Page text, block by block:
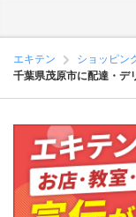
エキテン ショッピン
千葉県茂原市に配達・デ